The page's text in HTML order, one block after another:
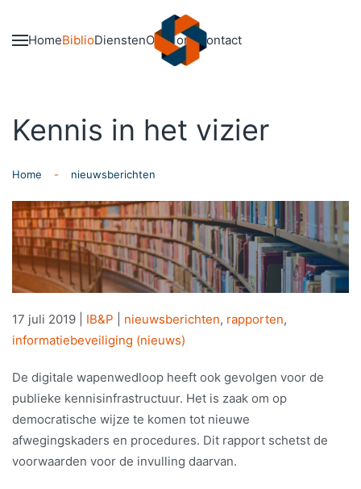
Skip to main content
HomeBiblioDienstenOver onsContact
Kennis in het vizier
Home nieuwsberichten
17 juli 2019 IB&P nieuwsberichten, rapporten,
informatiebeveiliging (nieuws)
De digitale wapenwedloop heeft ook gevolgen voor de
publieke kennisinfrastructuur. Het is zaak om op
democratische wijze te komen tot nieuwe
afwegingskaders en procedures. Dit rapport schetst de
voorwaarden voor de invulling daarvan.